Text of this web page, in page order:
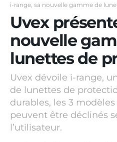
i-range, sa nouvelle gamme de
Uvex
nouvelle
lunettes de
Uvex dévoile i-range,
de lunettes de
durables, les 3
peuvent être déclinés
l’utilisateur.